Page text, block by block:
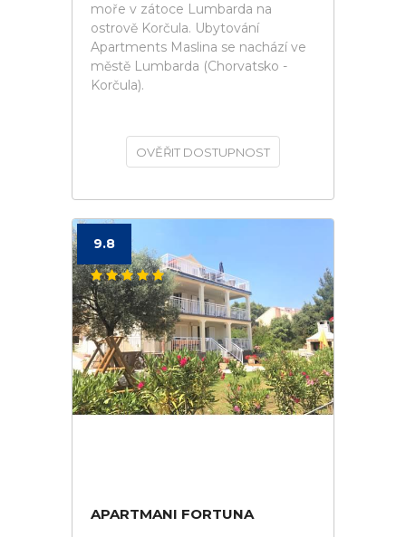
moře v zátoce Lumbarda na
ostrově Korčula. Ubytování
Apartments Maslina se nachází ve
městě Lumbarda (Chorvatsko -
Korčula).
OVĚŘIT DOSTUPNOST
9.8
APARTMANI FORTUNA